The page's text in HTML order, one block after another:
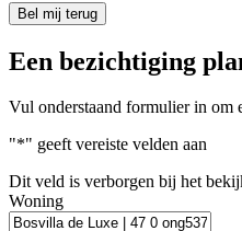
Een bezichtiging
Vul onderstaand formulier in om
"*" geeft vereiste velden aan
Dit veld is verborgen bij het
Woning